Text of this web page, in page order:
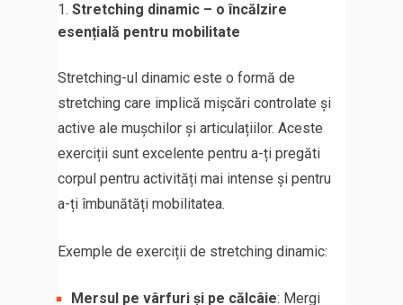
Stretching dinamic – o încălzire
esențială pentru mobilitate
Stretching-ul dinamic este o formă de
stretching care implică mișcări controlate și
active ale mușchilor și articulațiilor. Aceste
exerciții sunt excelente pentru a-ți pregăti
corpul pentru activități mai intense și pentru
a-ți îmbunătăți mobilitatea.
Exemple de exerciții de stretching dinamic:
Mersul pe vârfuri și pe călcâie: Mergi